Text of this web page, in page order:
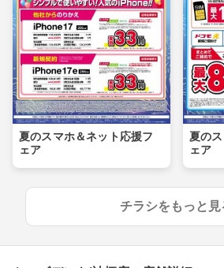
夏のスマホ＆ネット応援フ
ェア
夏の
ェア
チラシをもっと見